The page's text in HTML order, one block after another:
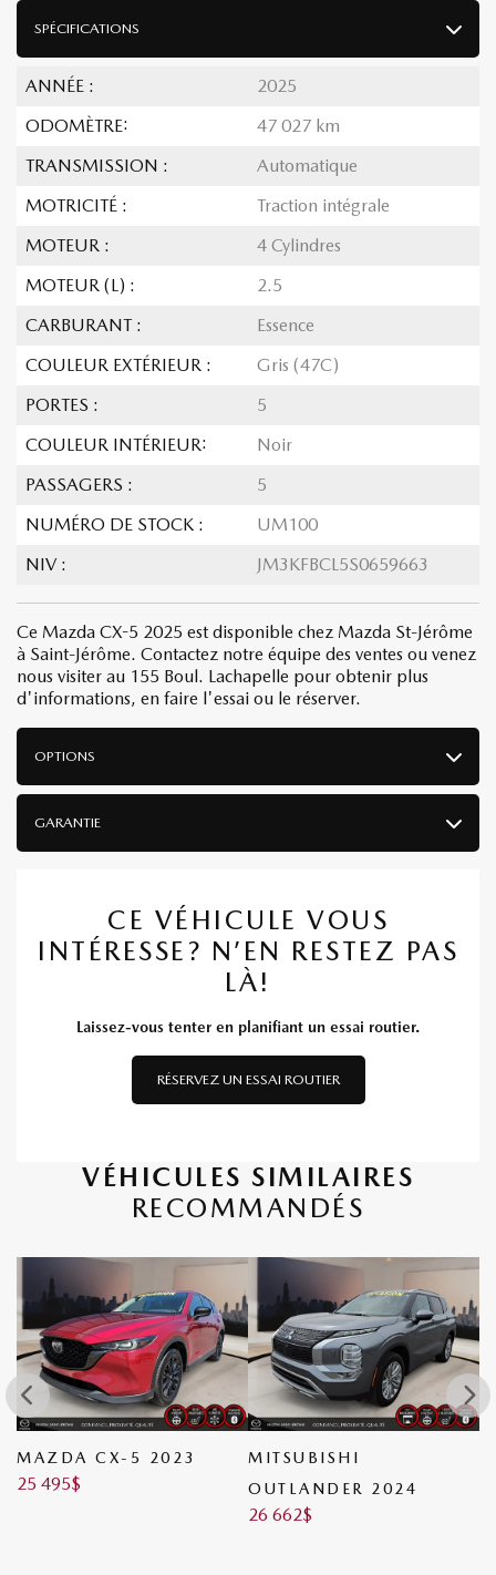
SPÉCIFICATIONS
ANNÉE :
2025
ODOMÈTRE:
47 027 km
TRANSMISSION :
Automatique
MOTRICITÉ :
Traction intégrale
MOTEUR :
4 Cylindres
MOTEUR (L) :
2.5
CARBURANT :
Essence
COULEUR EXTÉRIEUR :
Gris (47C)
PORTES :
5
COULEUR INTÉRIEUR:
Noir
PASSAGERS :
5
NUMÉRO DE STOCK :
UM100
NIV :
JM3KFBCL5S0659663
Ce Mazda CX-5 2025 est disponible chez Mazda St-Jérôme
à Saint-Jérôme. Contactez notre équipe des ventes ou venez
nous visiter au 155 Boul. Lachapelle pour obtenir plus
d'informations, en faire l'essai ou le réserver.
OPTIONS
GARANTIE
CE VÉHICULE VOUS
INTÉRESSE? N’EN RESTEZ PAS
LÀ!
Laissez-vous tenter en planifiant un essai routier.
RÉSERVEZ UN ESSAI ROUTIER
VÉHICULES SIMILAIRES
RECOMMANDÉS
MAZDA CX-5 2023
25 495$
MITSUBISHI
OUTLANDER 2024
26 662$